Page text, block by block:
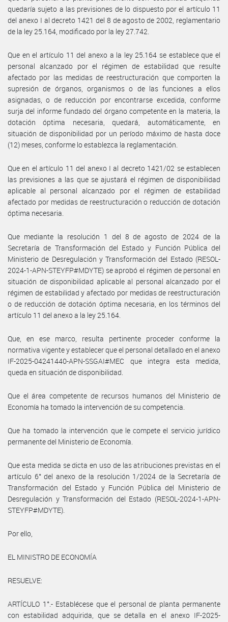
quedaría sujeto a las previsiones de lo dispuesto por el artículo 11
del anexo I al decreto 1421 del 8 de agosto de 2002, reglamentario
de la ley 25.164, modificado por la ley 27.742.
Que en el artículo 11 del anexo a la ley 25.164 se establece que el
personal alcanzado por el régimen de estabilidad que resulte
afectado por las medidas de reestructuración que comporten la
supresión de órganos, organismos o de las funciones a ellos
asignadas, o de reducción por encontrarse excedida, conforme
surja del informe fundado del órgano competente en la materia, la
dotación óptima necesaria, quedará, automáticamente, en
situación de disponibilidad por un período máximo de hasta doce
(12) meses, conforme lo establezca la reglamentación.
Que en el artículo 11 del anexo I al decreto 1421/02 se establecen
las previsiones a las que se ajustará el régimen de disponibilidad
aplicable al personal alcanzado por el régimen de estabilidad
afectado por medidas de reestructuración o reducción de dotación
óptima necesaria.
Que mediante la resolución 1 del 8 de agosto de 2024 de la
Secretaría de Transformación del Estado y Función Pública del
Ministerio de Desregulación y Transformación del Estado (RESOL-
2024-1-APN-STEYFP#MDYTE) se aprobó el régimen de personal en
situación de disponibilidad aplicable al personal alcanzado por el
régimen de estabilidad y afectado por medidas de reestructuración
o de reducción de dotación óptima necesaria, en los términos del
artículo 11 del anexo a la ley 25.164.
Que, en ese marco, resulta pertinente proceder conforme la
normativa vigente y establecer que el personal detallado en el anexo
IF-2025-04241440-APN-SSGAI#MEC que integra esta medida,
queda en situación de disponibilidad.
Que el área competente de recursos humanos del Ministerio de
Economía ha tomado la intervención de su competencia.
Que ha tomado la intervención que le compete el servicio jurídico
permanente del Ministerio de Economía.
Que esta medida se dicta en uso de las atribuciones previstas en el
artículo 6° del anexo de la resolución 1/2024 de la Secretaría de
Transformación del Estado y Función Pública del Ministerio de
Desregulación y Transformación del Estado (RESOL-2024-1-APN-
STEYFP#MDYTE).
Por ello,
EL MINISTRO DE ECONOMÍA
RESUELVE:
ARTÍCULO 1°.- Establécese que el personal de planta permanente
con estabilidad adquirida, que se detalla en el anexo IF-2025-